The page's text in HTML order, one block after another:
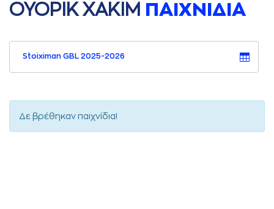
ΟΥΟΡΙΚ ΧAΚΙΜ ΠAΙΧΝΙΔΙA
Stoiximan GBL 2025-2026
Δε βρέθηκαν παιχνίδια!